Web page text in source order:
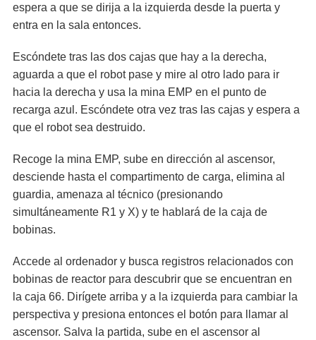
espera a que se dirija a la izquierda desde la puerta y
entra en la sala entonces.
Escóndete tras las dos cajas que hay a la derecha,
aguarda a que el robot pase y mire al otro lado para ir
hacia la derecha y usa la mina EMP en el punto de
recarga azul. Escóndete otra vez tras las cajas y espera a
que el robot sea destruido.
Recoge la mina EMP, sube en dirección al ascensor,
desciende hasta el compartimento de carga, elimina al
guardia, amenaza al técnico (presionando
simultáneamente R1 y X) y te hablará de la caja de
bobinas.
Accede al ordenador y busca registros relacionados con
bobinas de reactor para descubrir que se encuentran en
la caja 66. Dirígete arriba y a la izquierda para cambiar la
perspectiva y presiona entonces el botón para llamar al
ascensor. Salva la partida, sube en el ascensor al